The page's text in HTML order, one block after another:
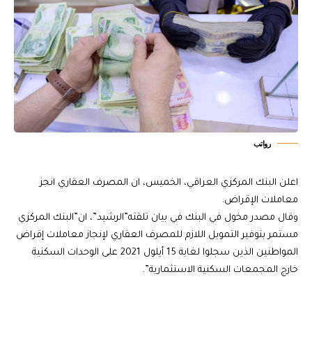
رواتب
اعلن البنك المركزي العراقي، الخميس، ان المصرف العقاري انجز
معاملات الإقراض.
وقال مصدر مخول في البنك في بيان تلقته”الرشيد”، ان”البنك المركزي
مستمر بتوفير التمويل اللازم للمصرف العقاري لإنجاز معاملات إقراض
المواطنين الذين سجلوا لغاية 15 أيلول 2021 على الوحدات السكنية
خارج المجمعات السكنية الاستثمارية”.